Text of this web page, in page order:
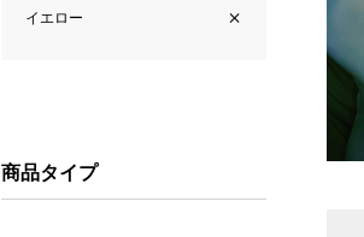
イエロー
商品タイプ